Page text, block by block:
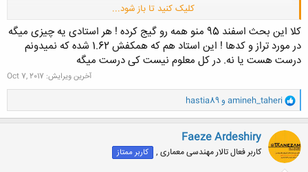
کلیک کنید تا باز شود...
کلا این بحث اسفند 95 منو همه رو گیج کرده ! هر استادی یه چیزی میگه
در مورد تراز و کدها ! این استاد هم که همکفش 1.62 شده که نمیدونم
درست هست یا نه. در کل معلوم نیست کی درست میگه
آخرین ویرایش: Oct 7, 2017
و
ا
ک
ن
ش
ه
ا
amineh_taheri و hastia89
Faeze Ardeshiry
کاربر فعال تالار مهندسی معماری , کاربر ممتاز